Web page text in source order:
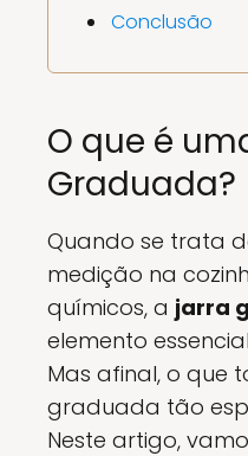
Conclusão
O que é
Graduada?
Quando se trata
medição na
químicos, a jarra
elemento
Mas afinal, o que
graduada tão
Neste artigo,